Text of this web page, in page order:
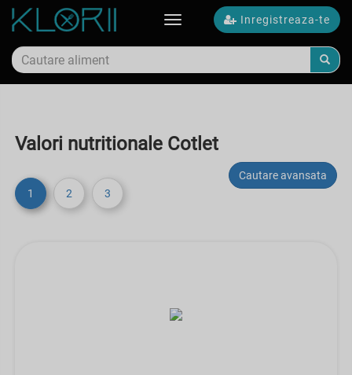
Inregistreaza-te
Toggle
Valori nutritionale Cotlet
Cautare avansata
1
2 3